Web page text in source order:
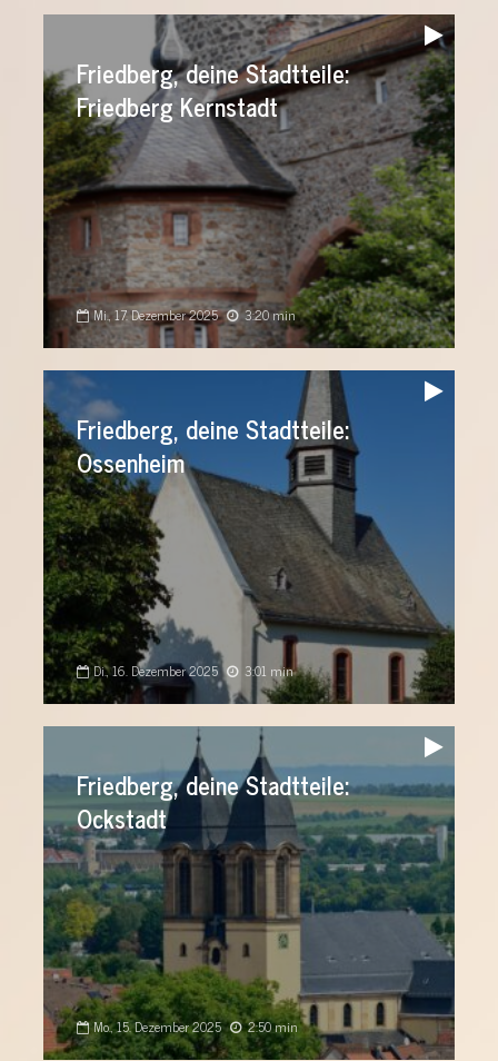
Audio-
Player
Friedberg, deine Stadtteile:
Friedberg Kernstadt
Mi., 17. Dezember 2025 3:20 min
Audio-
Player
Friedberg, deine Stadtteile:
Ossenheim
Di., 16. Dezember 2025 3:01 min
Audio-
Player
Friedberg, deine Stadtteile:
Ockstadt
Mo., 15. Dezember 2025 2:50 min